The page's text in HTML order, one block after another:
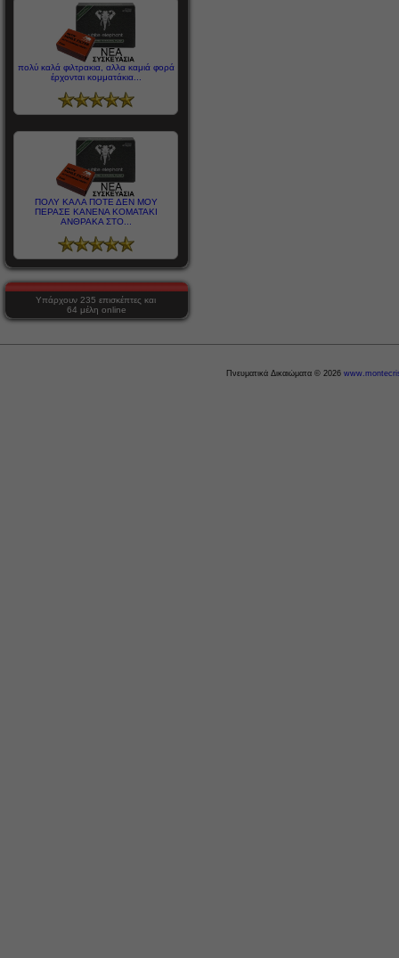
πολύ καλά φιλτρακια, αλλα καμιά φορά
έρχονται κομματάκια...
ΠΟΛΥ ΚΑΛΑ ΠΟΤΕ ΔΕΝ ΜΟΥ
ΠΕΡΑΣΕ ΚΑΝΕΝΑ ΚΟΜΑΤΑΚΙ
ΑΝΘΡΑΚΑ ΣΤΟ...
Υπάρχουν 235 επισκέπτες και
64 μέλη online
Πνευματικά Δικαιώματα © 2026